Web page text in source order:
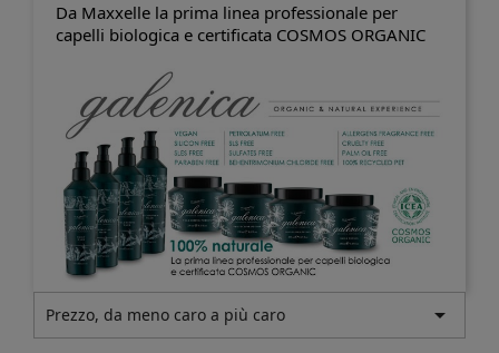
Da Maxxelle la prima linea professionale per
capelli biologica e certificata COSMOS ORGANIC
Prezzo, da meno caro a più caro 